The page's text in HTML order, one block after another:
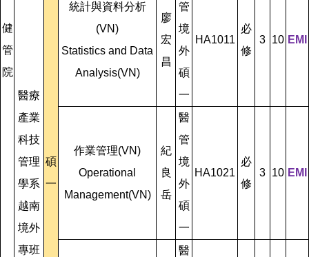
健
管
院
醫療
產業
科技
管理
學系
越南
境外
專班
碩
一
統計與資料分析
(VN)
Statistics and Data
Analysis(VN)
廖
宏
昌
管
境
外
碩
一
HA1011
必
修
3 10 EMI
作業管理(VN)
Operational
Management(VN)
紀
良
岳
醫
管
境
外
碩
一
HA1021
必
修
3 10 EMI
醫